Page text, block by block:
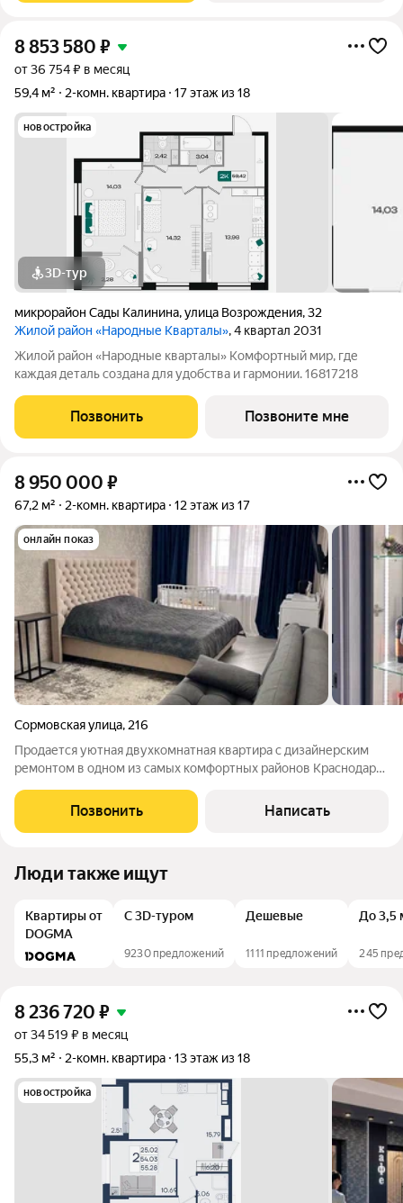
8 853 580 ₽
от 36 754 ₽ в месяц
59,4 м²
2-комн. квартира 17 этаж из 18
новостройка
3D-тур
микрорайон Сады Калинина,улица Возрождения,32
Жилой район «Народные Кварталы», 4 квартал 2031
Жилой район «Народные кварталы» Комфортный мир, где
каждая деталь создана для удобства и гармонии. 16817218
Позвонить Позвоните мне
8 950 000 ₽
67,2 м² 2-комн. квартира 12 этаж из 17
онлайн показ
Сормовская улица, 216
Продается уютная двухкомнатная квартира с дизайнерским
ремонтом в одном из самых комфортных районов Краснодара
расположена на 12 этаже и совмещает в себе стиль, комфорт и
функциональность. Внутри
Позвонить Написать
Люди также ищут
Квартиры от
DOGMA
С 3D-туром
9230 предложений
Дешевые
1111 предложений
До 3,5
245
8 236 720 ₽
от 34 519 ₽ в месяц
55,3 м²
2-комн. квартира 13 этаж из 18
новостройка